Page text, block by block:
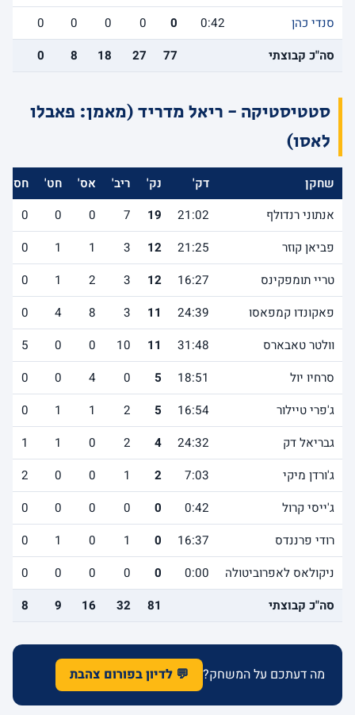
סנדי כהן
0:42
0
0
0
0
0
סה"כ קבוצתי
77
27
18
8
0
סטטיסטיקה - ריאל מדריד (מאמן: פאבלו
לאסו)
שחקן דק' נק' ריב' אס' חט'
חס'
אנתוני רנדולף
21:02
19
7
0
0
0
פביאן קוזר
21:25
12
3
1
1
0
טריי תומפקינס
16:27
12
3
2
1
0
פאקונדו קמפאסו
24:39
11
3
8
4
0
וולטר טאבארס
31:48
11
10
0
0
5
סרחיו יול
18:51
5
0
4
0
0
ג'פרי טיילור
16:54
5
2
1
1
0
גבריאל דק
24:32
4
2
0
1
1
ג'ורדן מיקי
7:03
2
1
0
0
2
ג'ייסי קרול
0:42
0
0
0
0
0
רודי פרננדס
16:37
0
1
0
1
0
ניקולאס לאפרוביטולה
0:00
0
0
0
0
0
סה"כ קבוצתי
81
32
16
9
8
מה דעתכם על המשחק? 💬 לדיון בפורום צהבת